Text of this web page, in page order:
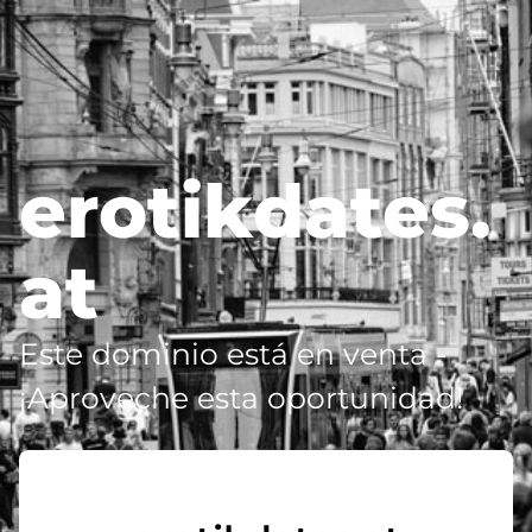
erotikdates.
at
Este dominio está en venta -
¡Aproveche esta oportunidad!